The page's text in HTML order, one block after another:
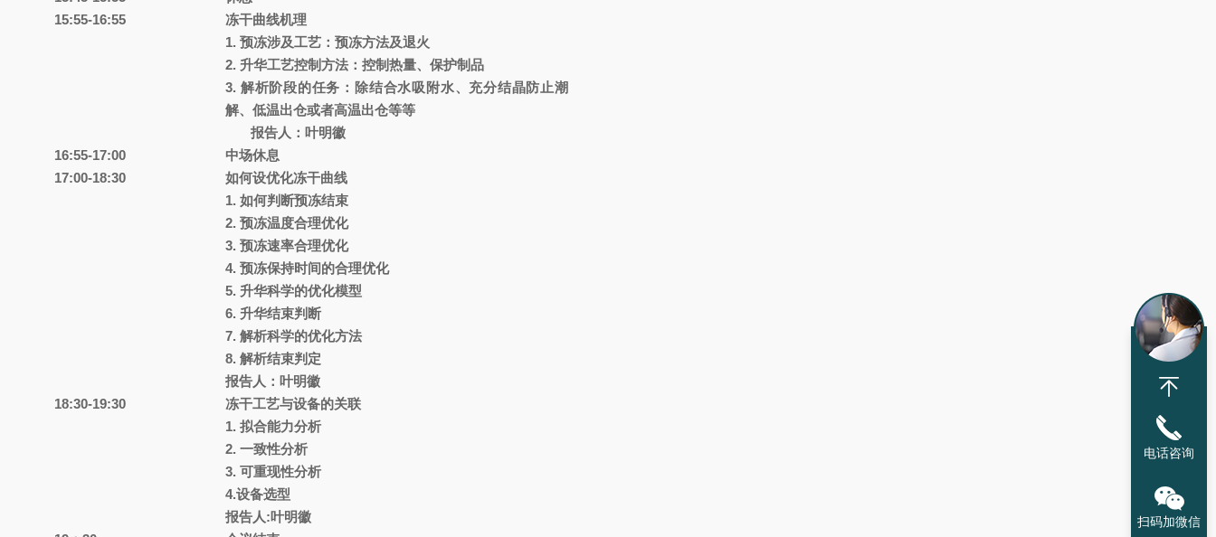
15:55-16:55
冻干曲线机理
1. 预冻涉及工艺：预冻方法及退火
2. 升华工艺控制方法：控制热量、保护制品
3. 解析阶段的任务：除结合水吸附水、充分结晶防止潮
解、低温出仓或者高温出仓等等
报告人：叶明徽
16:55-17:00
中场休息
17:00-18:30
如何设优化冻干曲线
1. 如何判断预冻结束
2. 预冻温度合理优化
3. 预冻速率合理优化
4. 预冻保持时间的合理优化
5. 升华科学的优化模型
6. 升华结束判断
7. 解析科学的优化方法
8. 解析结束判定
报告人：叶明徽
18:30-19:30
冻干工艺与设备的关联
1. 拟合能力分析
2. 一致性分析
3. 可重现性分析
4.设备选型
报告人:叶明徽
电话咨询
扫码加微信